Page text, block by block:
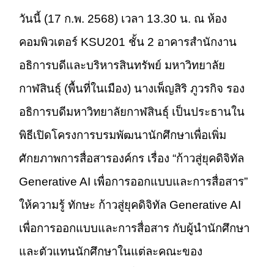
วันนี้ (17 ก.พ. 2568) เวลา 13.30 น. ณ ห้อง
คอมพิวเตอร์ KSU201 ชั้น 2 อาคารสำนักงาน
อธิการบดีและบริหารสินทรัพย์ มหาวิทยาลัย
กาฬสินธุ์ (พื้นที่ในเมือง) นางเพ็ญสิริ ภูวรกิจ รอง
อธิการบดีมหาวิทยาลัยกาฬสินธุ์ เป็นประธานใน
พิธีเปิดโครงการบรมพัฒนานักศึกษาเพื่อเพิ่ม
ศักยภาพการสื่อสารองค์กร เรื่อง “ก้าวสู่ยุคดิจิทัล
Generative AI เพื่อการออกแบบและการสื่อสาร”
ให้ความรู้ ทักษะ ก้าวสู่ยุคดิจิทัล Generative AI
เพื่อการออกแบบและการสื่อสาร กับผู้นำนักศึกษา
และตัวแทนนักศึกษาในแต่ละคณะของ